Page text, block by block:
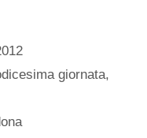
giornata,